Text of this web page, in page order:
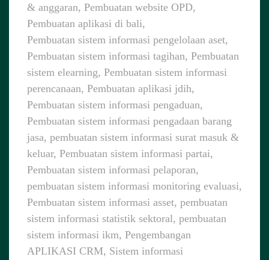
& anggaran, Pembuatan website OPD,
Pembuatan aplikasi di bali,
Pembuatan sistem informasi pengelolaan aset,
Pembuatan sistem informasi tagihan, Pembuatan
sistem elearning, Pembuatan sistem informasi
perencanaan, Pembuatan aplikasi jdih,
Pembuatan sistem informasi pengaduan,
Pembuatan sistem informasi pengadaan barang
jasa, pembuatan sistem informasi surat masuk &
keluar, Pembuatan sistem informasi partai,
Pembuatan sistem informasi pelaporan,
pembuatan sistem informasi monitoring evaluasi,
Pembuatan sistem informasi asset, pembuatan
sistem informasi statistik sektoral, pembuatan
sistem informasi ikm, Pengembangan
APLIKASI CRM, Sistem informasi